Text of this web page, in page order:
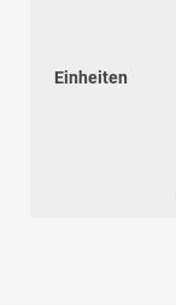
Einheiten